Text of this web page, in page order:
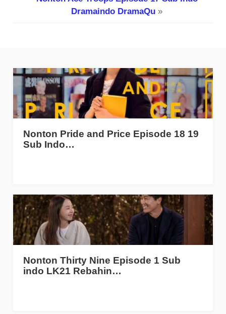
Dramaindo DramaQu »
Nonton Pride and Price Episode 18 19
Sub Indo…
Nonton Thirty Nine Episode 1 Sub
indo LK21 Rebahin…